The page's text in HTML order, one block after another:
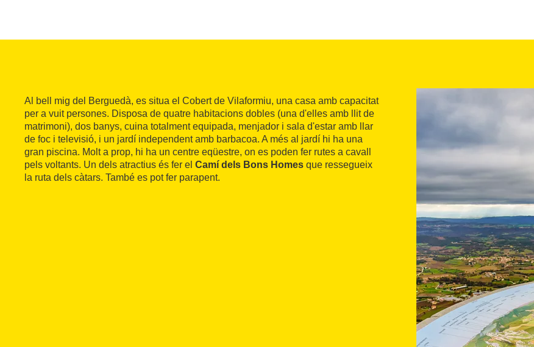
Al bell mig del Berguedà, es situa el Cobert de Vilaformiu, una casa amb capacitat
per a vuit persones. Disposa de quatre habitacions dobles (una d'elles amb llit de
matrimoni), dos banys, cuina totalment equipada, menjador i sala d'estar amb llar
de foc i televisió, i un jardí independent amb barbacoa. A més al jardí hi ha una
gran piscina. Molt a prop, hi ha un centre eqüestre, on es poden fer rutes a cavall
pels voltants. Un dels atractius és fer el Camí dels Bons Homes que ressegueix
la ruta dels càtars. També es pot fer parapent.